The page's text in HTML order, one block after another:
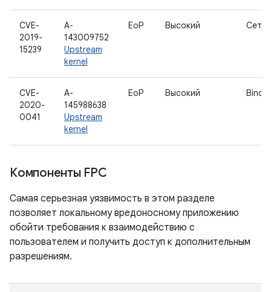
CVE-
2019-
15239
A-
143009752
Upstream
kernel
EoP Высокий Сети
CVE-
2020-
0041
A-
145988638
Upstream
kernel
EoP Высокий Binder
Компоненты FPC
Самая серьезная уязвимость в этом разделе
позволяет локальному вредоносному приложению
обойти требования к взаимодействию с
пользователем и получить доступ к дополнительным
разрешениям.